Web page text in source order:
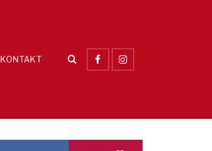
KONTAKT